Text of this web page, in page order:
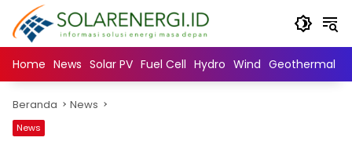
Langsung
konten
Home News Solar PV Fuel Cell Hydro Wind Geothermal
Beranda News
News